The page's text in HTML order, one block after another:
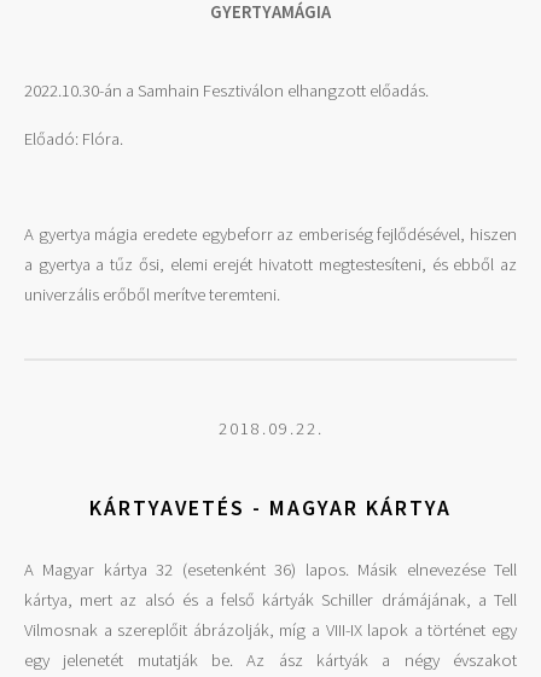
GYERTYAMÁGIA
2022.10.30-án a Samhain Fesztiválon elhangzott előadás.
Előadó: Flóra.
A gyertya mágia eredete egybeforr az emberiség fejlődésével, hiszen
a gyertya a tűz ősi, elemi erejét hivatott megtestesíteni, és ebből az
univerzális erőből merítve teremteni.
2018.09.22.
KÁRTYAVETÉS - MAGYAR KÁRTYA
A Magyar kártya 32 (esetenként 36) lapos. Másik elnevezése Tell
kártya, mert az alsó és a felső kártyák Schiller drámájának, a Tell
Vilmosnak a szereplőit ábrázolják, míg a VIII-IX lapok a történet egy
egy jelenetét mutatják be. Az ász kártyák a négy évszakot